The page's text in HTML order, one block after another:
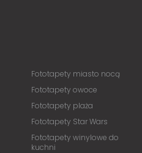
Fototapety miasto nocą
Fototapety owoce
Fototapety plaża
Fototapety Star Wars
Fototapety winylowe do
kuchni